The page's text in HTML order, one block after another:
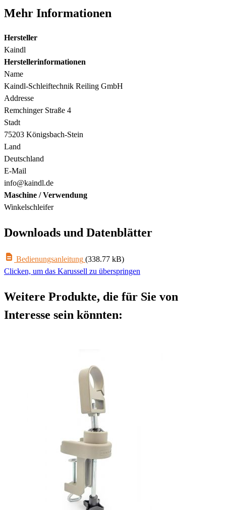
Mehr Informationen
Hersteller
Kaindl
Herstellerinformationen
Name
Kaindl-Schleiftechnik Reiling GmbH
Addresse
Remchinger Straße 4
Stadt
75203 Königsbach-Stein
Land
Deutschland
E-Mail
info@kaindl.de
Maschine / Verwendung
Winkelschleifer
Downloads und Datenblätter
Bedienungsanleitung (338.77 kB)
Clicken, um das Karussell zu überspringen
Weitere Produkte, die für Sie von
Interesse sein könnten: